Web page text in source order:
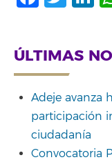
ÚLTIMAS
Adeje avanza
participación
ciudadanía
Convocatoria